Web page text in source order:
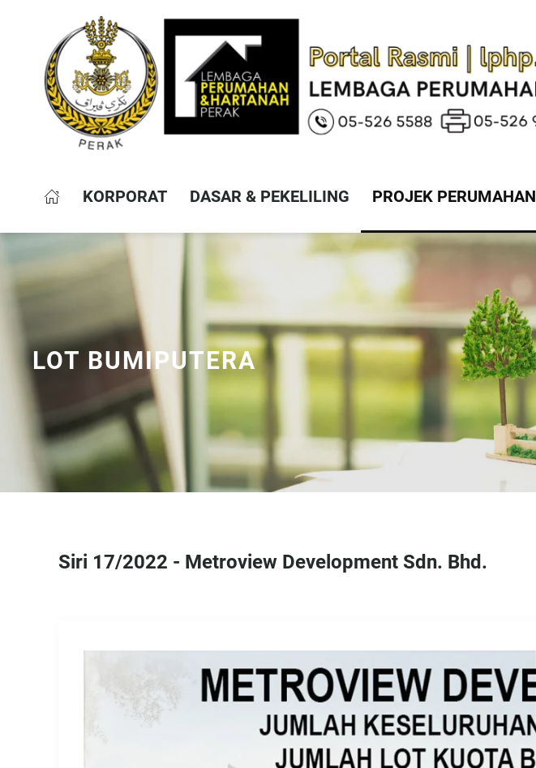
KORPORAT DASAR & PEKELILING PROJEK PERUMAHAN
LOT BUMIPUTERA
Siri 17/2022 - Metroview Development Sdn. Bhd.